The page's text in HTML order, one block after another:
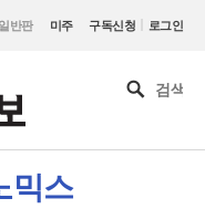
일반판 미주 구독신청 | 로그인
믹스